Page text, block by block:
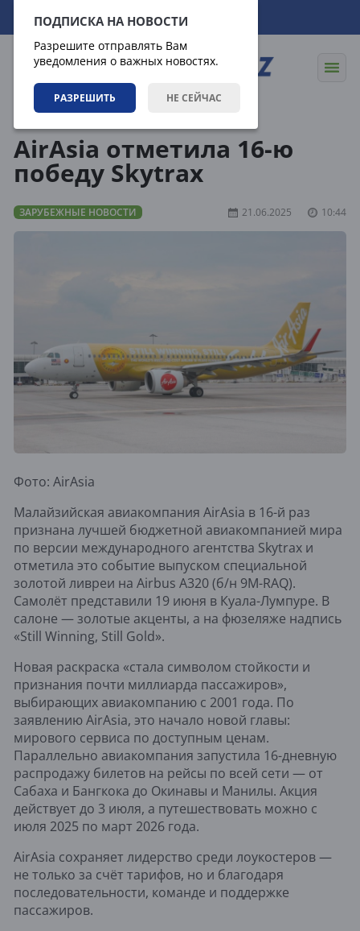
ПОДПИСКА НА НОВОСТИ
Разрешите отправлять Вам
уведомления о важных новостях.
РАЗРЕШИТЬ НЕ СЕЙЧАС
06.08.2026 09:49:29
AirAsia отметила 16-ю
победу Skytrax
ЗАРУБЕЖНЫЕ НОВОСТИ 21.06.2025 10:44
Фото: AirAsia
Малайзийская авиакомпания AirAsia в 16-й раз
признана лучшей бюджетной авиакомпанией мира
по версии международного агентства Skytrax и
отметила это событие выпуском специальной
золотой ливреи на Airbus A320 (б/н 9M-RAQ).
Самолёт представили 19 июня в Куала-Лумпуре. В
салоне — золотые акценты, а на фюзеляже надпись
«Still Winning, Still Gold».
Новая раскраска «стала символом стойкости и
признания почти миллиарда пассажиров»,
выбирающих авиакомпанию с 2001 года. По
заявлению AirAsia, это начало новой главы:
мирового сервиса по доступным ценам.
Параллельно авиакомпания запустила 16-дневную
распродажу билетов на рейсы по всей сети — от
Сабаха и Бангкока до Окинавы и Манилы. Акция
действует до 3 июля, а путешествовать можно с
июля 2025 по март 2026 года.
AirAsia сохраняет лидерство среди лоукостеров —
не только за счёт тарифов, но и благодаря
последовательности, команде и поддержке
пассажиров.